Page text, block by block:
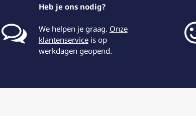
Heb je ons nodig?
We helpen je graag. Onze
klantenserviceis op
werkdagen geopend.